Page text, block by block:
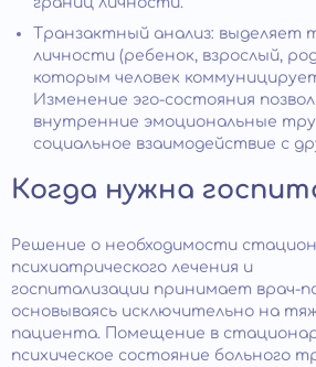
Транзактный анализ: выделяет
личности (ребенок, взрослый,
которым человек
Изменение эго-состояния
внутренние эмоциональные
социальное взаимодействие с
Когда нужна
Решение о необходимости
психиатрического лечения и
госпитализации принимает врач-
основываясь исключительно на
пациента. Помещение в
психическое состояние больного